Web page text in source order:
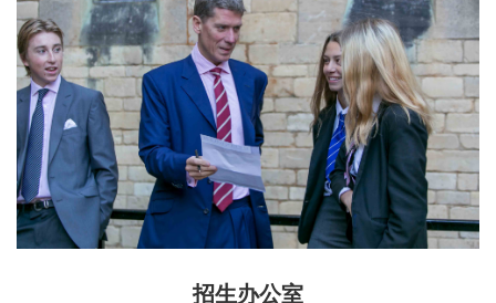
招生办公室